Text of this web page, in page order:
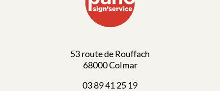
53 route de Rouffach
68000 Colmar
03 89 41 25 19